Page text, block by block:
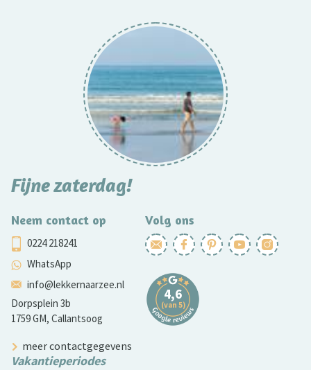
Fijne zaterdag!
Neem contact op
0224 218241
WhatsApp
info@lekkernaarzee.nl
Dorpsplein 3b
1759 GM, Callantsoog
Volg ons
meer contactgegevens
Vakantieperiodes